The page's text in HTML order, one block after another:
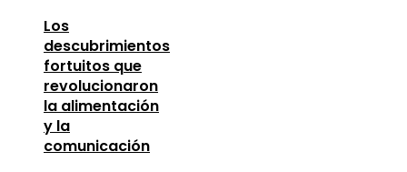
Los
descubrimientos
fortuitos que
revolucionaron
la alimentación
y la
comunicación